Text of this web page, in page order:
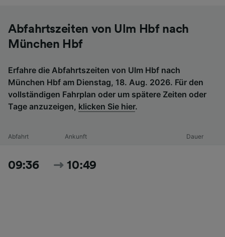
Abfahrtszeiten von Ulm Hbf nach
München Hbf
Erfahre die Abfahrtszeiten von Ulm Hbf nach
München Hbf am Dienstag, 18. Aug. 2026. Für den
vollständigen Fahrplan oder um spätere Zeiten oder
Tage anzuzeigen, klicken Sie hier.
Abfahrt Ankunft Dauer
09:36 10:49